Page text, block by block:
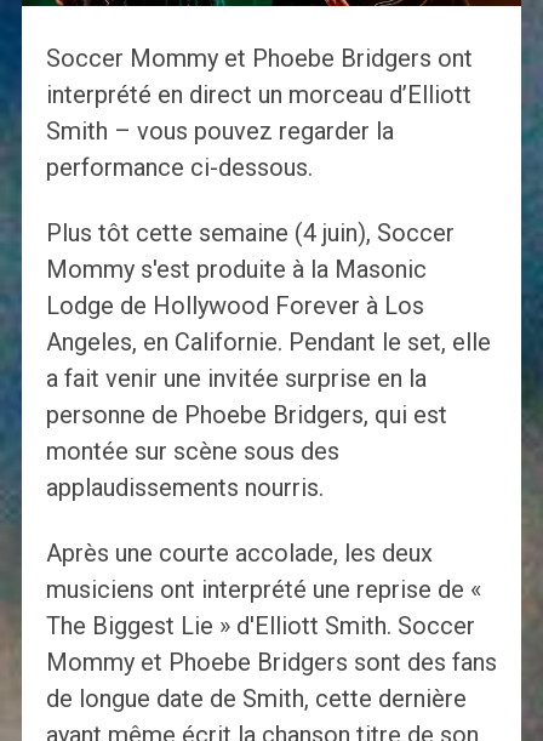
Soccer Mommy et Phoebe Bridgers ont
interprété en direct un morceau d’Elliott
Smith – vous pouvez regarder la
performance ci-dessous.
Plus tôt cette semaine (4 juin), Soccer
Mommy s'est produite à la Masonic
Lodge de Hollywood Forever à Los
Angeles, en Californie. Pendant le set, elle
a fait venir une invitée surprise en la
personne de Phoebe Bridgers, qui est
montée sur scène sous des
applaudissements nourris.
Après une courte accolade, les deux
musiciens ont interprété une reprise de «
The Biggest Lie » d'Elliott Smith. Soccer
Mommy et Phoebe Bridgers sont des fans
de longue date de Smith, cette dernière
ayant même écrit la chanson titre de son